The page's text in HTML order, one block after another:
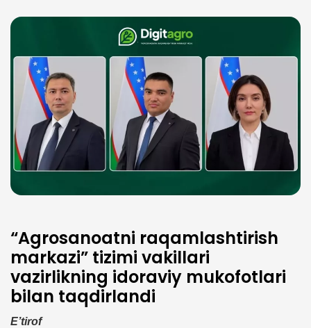
“Agrosanoatni raqamlashtirish
markazi” tizimi vakillari
vazirlikning idoraviy mukofotlari
bilan taqdirlandi
E’tirof